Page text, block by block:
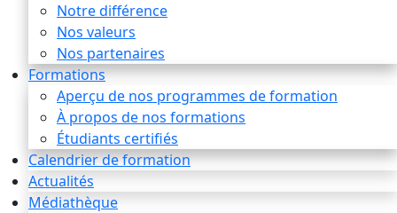
Notre différence
Nos valeurs
Nos partenaires
Formations
Aperçu de nos programmes de formation
À propos de nos formations
Étudiants certifiés
Calendrier de formation
Actualités
Médiathèque